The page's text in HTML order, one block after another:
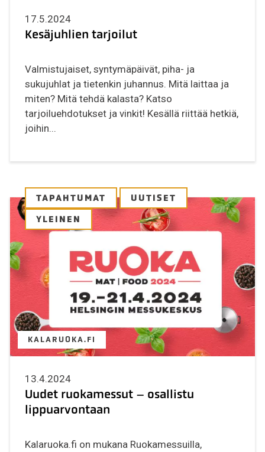
17.5.2024
Kesäjuhlien tarjoilut
Valmistujaiset, syntymäpäivät, piha- ja
sukujuhlat ja tietenkin juhannus. Mitä laittaa ja
miten? Mitä tehdä kalasta? Katso
tarjoiluehdotukset ja vinkit! Kesällä riittää hetkiä,
joihin...
TAPAHTUMAT UUTISET
YLEINEN
KALARUOKA.FI
13.4.2024
Uudet ruokamessut – osallistu
lippuarvontaan
Kalaruoka.fi on mukana Ruokamessuilla,